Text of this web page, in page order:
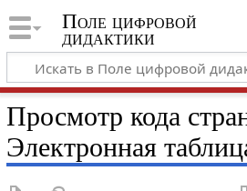
Поле цифровой
дидактики
Просмотр кода
Электронная